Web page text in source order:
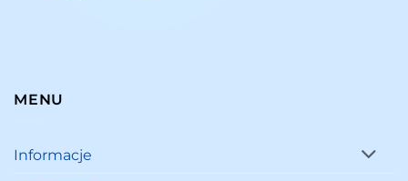
MENU
Informacje